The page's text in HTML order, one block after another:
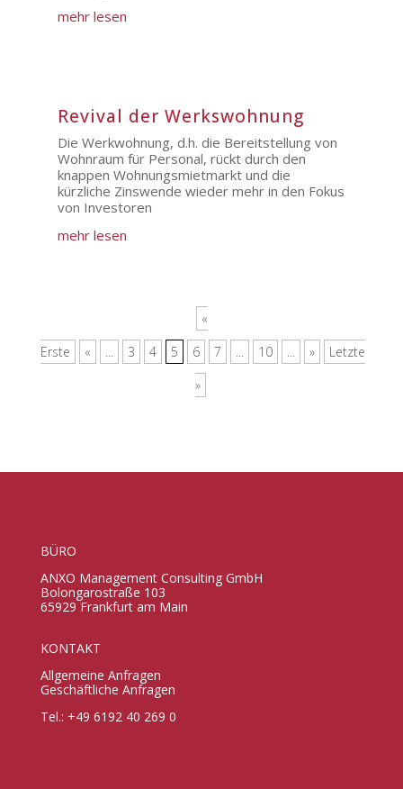
mehr lesen
Revival der Werkswohnung
Die Werkwohnung, d.h. die Bereitstellung von
Wohnraum für Personal, rückt durch den
knappen Wohnungsmietmarkt und die
kürzliche Zinswende wieder mehr in den Fokus
von Investoren
mehr lesen
«
Erste
« ... 3 4 5 6 7 ... 10 ... »
Letzte
»
BÜRO
ANXO Management Consulting GmbH
Bolongarostraße 103
65929 Frankfurt am Main
KONTAKT
Allgemeine Anfragen
Geschäftliche Anfragen
Tel.: +49 6192 40 269 0